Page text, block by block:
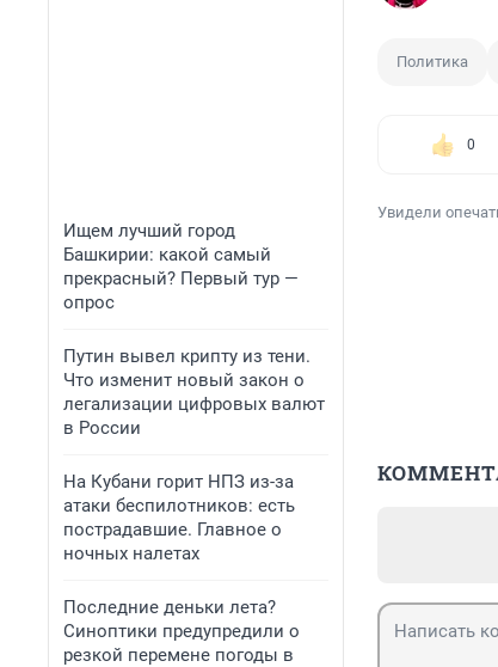
Ищем лучший город
Башкирии: какой самый
прекрасный? Первый тур —
опрос
Путин вывел крипту из тени.
Что изменит новый закон о
легализации цифровых валют
в России
На Кубани горит НПЗ из-за
атаки беспилотников: есть
пострадавшие. Главное о
ночных налетах
Последние деньки лета?
Синоптики предупредили о
резкой перемене погоды в
Политика
0
Увидели